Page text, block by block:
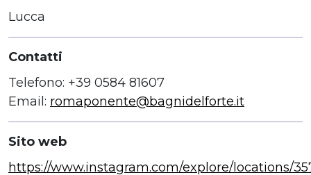
Lucca
Contatti
Telefono: +39 0584 81607
Email: romaponente@bagnidelforte.it
Sito web
https://www.instagram.com/explore/locations/